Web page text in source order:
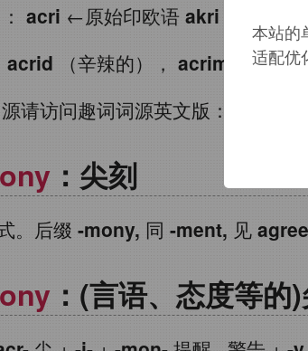
acri ←原始印欧语 akri
acrid （辛辣的）， acrimonious
请访问趣词词源英文版：
：尖刻
。后缀 -mony, 同 -ment, 见
：(言语、态度等
本站的
适配优